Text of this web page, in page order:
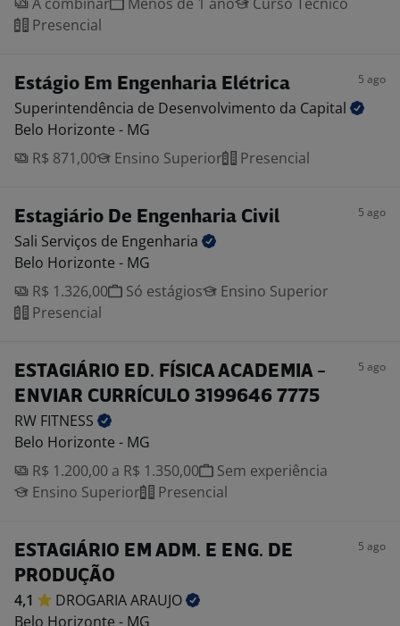
Presencial
Estágio Em Engenharia Elétrica 5 ago
Superintendência de Desenvolvimento da Capital
Belo Horizonte - MG
R$ 871,00
Ensino Superior Presencial
Estagiário De Engenharia Civil 5 ago
Sali Serviços de Engenharia
Belo Horizonte - MG
R$ 1.326,00
Só estágios
Ensino Superior
Presencial
ESTAGIÁRIO ED. FÍSICA ACADEMIA -
ENVIAR CURRÍCULO 3199646 7775
5 ago
RW FITNESS
Belo Horizonte - MG
R$ 1.200,00 a R$ 1.350,00
Sem experiência
Ensino Superior
Presencial
ESTAGIÁRIO EM ADM. E ENG. DE
PRODUÇÃO
5 ago
4,1 DROGARIAARAUJO
Belo Horizonte - MG